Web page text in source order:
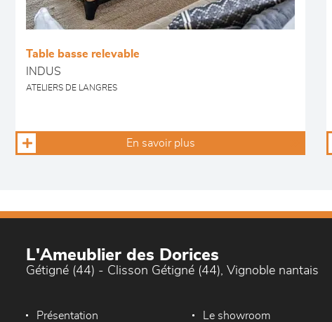
Table basse relevable
INDUS
ATELIERS DE LANGRES
En savoir plus
L'Ameublier des Dorices
Gétigné (44) - Clisson Gétigné (44), Vignoble nantais
Présentation Le showroom